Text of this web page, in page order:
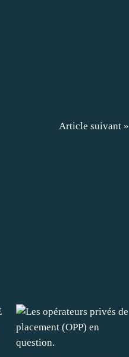
Article suivant »